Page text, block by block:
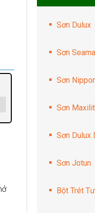
Sơn Dulux
Sơn
Sơn
Sơn
Sơn Dulux
Sơn Jotun
Bột Trét